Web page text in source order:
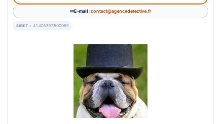
E-mail :contact@agencedetective.fr
SIRET : 41405397500069